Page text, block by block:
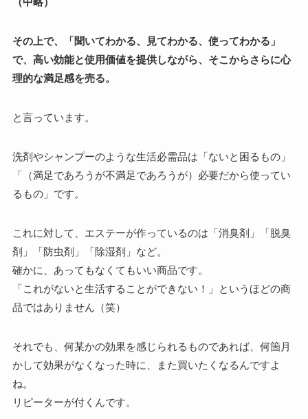
その上で、「聞いてわかる、見てわかる、使ってわかる」
で、高い効能と使用価値を提供しながら、そこからさらに心
理的な満足感を売る。
と言っています。
洗剤やシャンプーのような生活必需品は「ないと困るもの」
「（満足であろうが不満足であろうが）必要だから使ってい
るもの」です。
これに対して、エステーが作っているのは「消臭剤」「脱臭
剤」「防虫剤」「除湿剤」など。
確かに、あってもなくてもいい商品です。
「これがないと生活することができない！」というほどの商
品ではありません（笑）
それでも、何某かの効果を感じられるものであれば、何箇月
かして効果がなくなった時に、また買いたくなるんですよ
ね。
リピーターが付くんです。